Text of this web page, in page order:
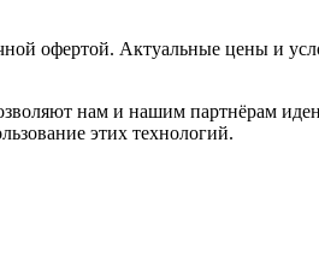
офертой. Актуальные цены и
нам и нашим партнёрам
этих технологий.